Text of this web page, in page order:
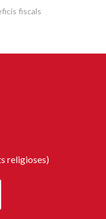
fiscals
religioses)